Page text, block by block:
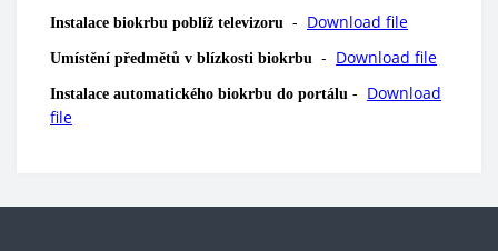
Instalace biokrbu poblíž televizoru - Download file
Umístění předmětů v blízkosti biokrbu - Download file
Instalace automatického biokrbu do portálu - Download
file